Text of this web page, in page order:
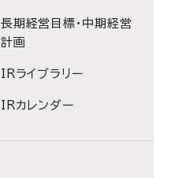
長期経営目標・中期経営
計画
IRライブラリー
IRカレンダー